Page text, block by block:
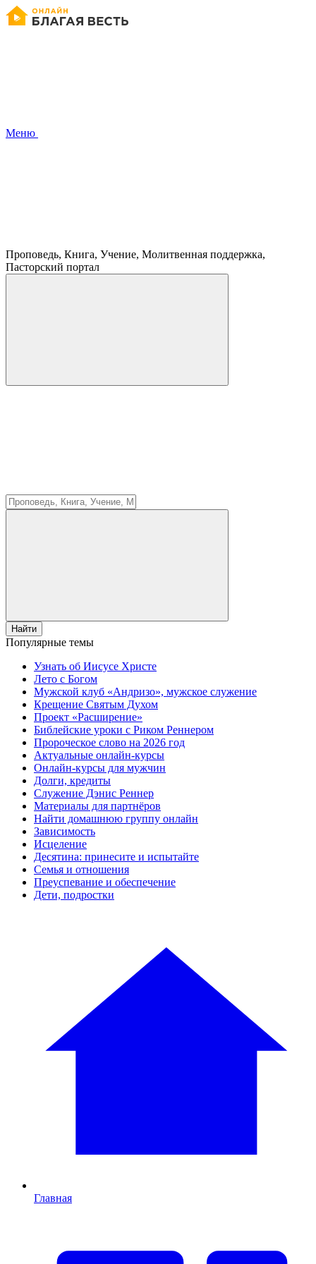
Меню
Проповедь, Книга, Учение, Молитвенная поддержка,
Пасторский портал
Найти
Популярные темы
Узнать об Иисусе Христе
Лето с Богом
Мужской клуб «Андризо», мужское служение
Крещение Святым Духом
Проект «Расширение»
Библейские уроки с Риком Реннером
Пророческое слово на 2026 год
Актуальные онлайн-курсы
Онлайн-курсы для мужчин
Долги, кредиты
Служение Дэнис Реннер
Материалы для партнёров
Найти домашнюю группу онлайн
Зависимость
Исцеление
Десятина: принесите и испытайте
Семья и отношения
Преуспевание и обеспечение
Дети, подростки
Главная